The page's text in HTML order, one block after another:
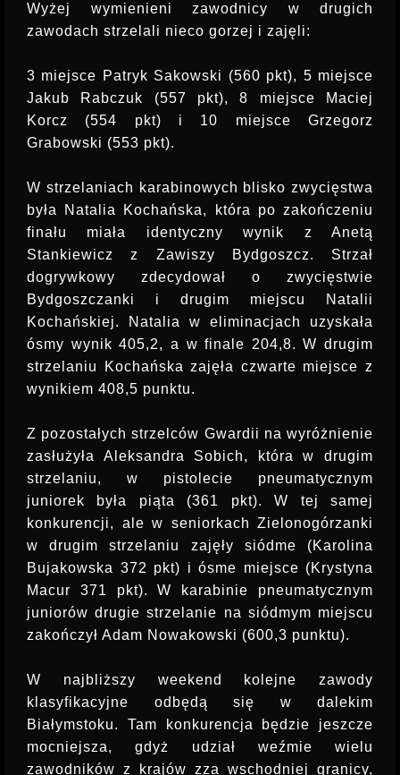
Wyżej wymienieni zawodnicy w drugich
zawodach strzelali nieco gorzej i zajęli:
3 miejsce Patryk Sakowski (560 pkt), 5 miejsce
Jakub Rabczuk (557 pkt), 8 miejsce Maciej
Korcz (554 pkt) i 10 miejsce Grzegorz
Grabowski (553 pkt).
W strzelaniach karabinowych blisko zwycięstwa
była Natalia Kochańska, która po zakończeniu
finału miała identyczny wynik z Anetą
Stankiewicz z Zawiszy Bydgoszcz. Strzał
dogrywkowy zdecydował o zwycięstwie
Bydgoszczanki i drugim miejscu Natalii
Kochańskiej. Natalia w eliminacjach uzyskała
ósmy wynik 405,2, a w finale 204,8. W drugim
strzelaniu Kochańska zajęła czwarte miejsce z
wynikiem 408,5 punktu.
Z pozostałych strzelców Gwardii na wyróżnienie
zasłużyła Aleksandra Sobich, która w drugim
strzelaniu, w pistolecie pneumatycznym
juniorek była piąta (361 pkt). W tej samej
konkurencji, ale w seniorkach Zielonogórzanki
w drugim strzelaniu zajęły siódme (Karolina
Bujakowska 372 pkt) i ósme miejsce (Krystyna
Macur 371 pkt). W karabinie pneumatycznym
juniorów drugie strzelanie na siódmym miejscu
zakończył Adam Nowakowski (600,3 punktu).
W najbliższy weekend kolejne zawody
klasyfikacyjne odbędą się w dalekim
Białymstoku. Tam konkurencja będzie jeszcze
mocniejsza, gdyż udział weźmie wielu
zawodników z krajów zza wschodniej granicy,